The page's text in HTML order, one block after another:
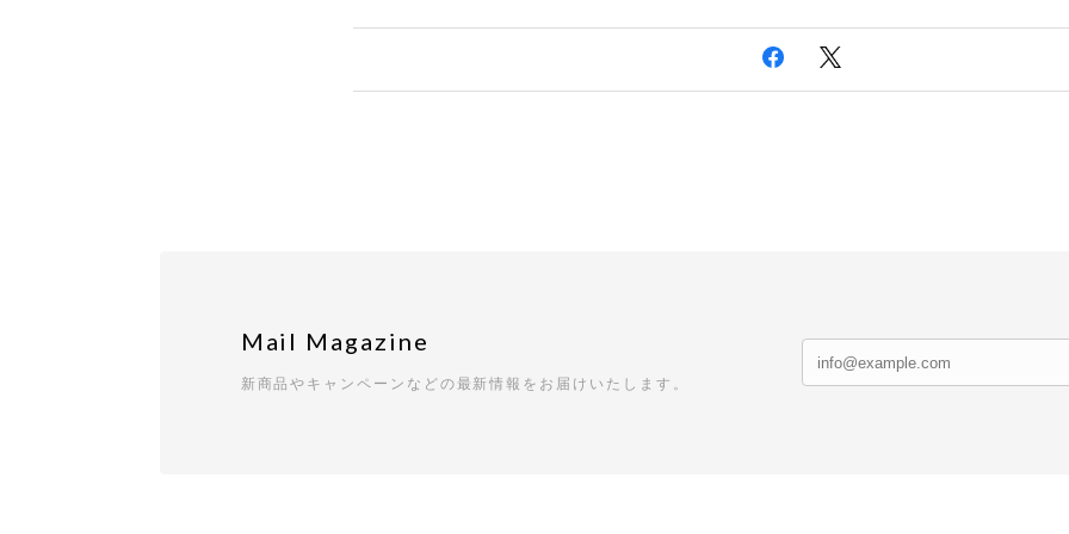
Mail Magazine
新商品やキャンペーンなどの最新情報をお届けいたします。